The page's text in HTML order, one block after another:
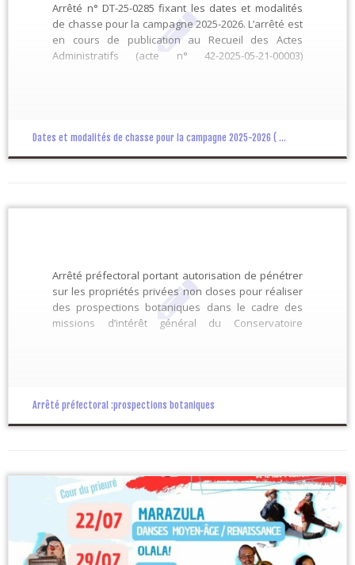
Arrêté n° DT-25-0285 fixant les dates et modalités
de chasse pour la campagne 2025-2026. L’arrêté est
en cours de publication au Recueil des Actes
Administratifs (acte n° 42-2025-05-21-00003)
Dates et modalités de chasse pour la campagne 2025-2026 ( ...
Arrêté préfectoral portant autorisation de pénétrer
sur les propriétés privées non closes pour réaliser
des prospections botaniques dans le cadre des
missions d’intérêt général du Conservatoire
Arrêté préfectoral :prospections botaniques